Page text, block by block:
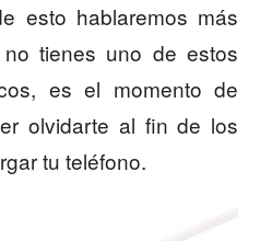
esto hablaremos más
tienes uno de estos
es el momento de
olvidarte al fin de los
tu teléfono.